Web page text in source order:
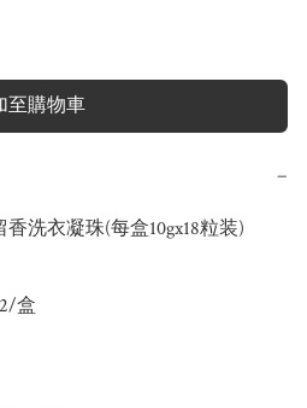
至購物車
−
洗衣凝珠(每盒10gx18粒装)
盒